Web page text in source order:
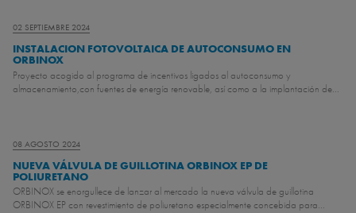
02 SEPTIEMBRE 2024
INSTALACION FOTOVOLTAICA DE AUTOCONSUMO EN
ORBINOX
Proyecto acogido al programa de incentivos ligados al autoconsumo y
almacenamiento,con fuentes de energía renovable, así como a la implantación de...
08 AGOSTO 2024
NUEVA VÁLVULA DE GUILLOTINA ORBINOX EP DE
POLIURETANO
ORBINOX se enorgullece de lanzar al mercado la nueva válvula de guillotina
ORBINOX EP con revestimiento de poliuretano especialmente concebida para...